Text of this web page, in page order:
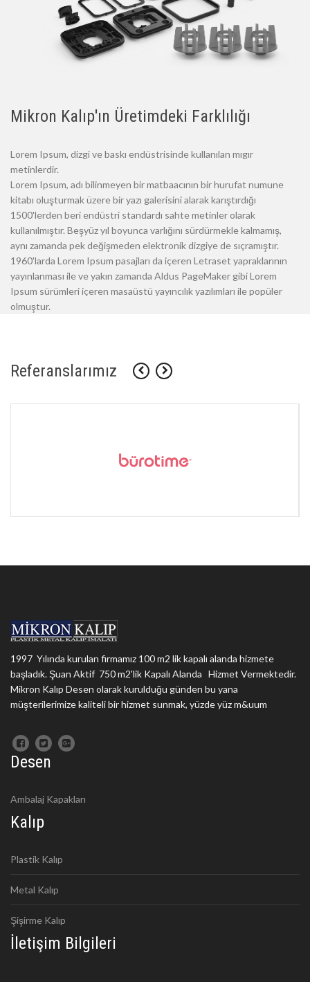
Mikron Kalıp'ın Üretimdeki Farklılığı
Lorem Ipsum, dizgi ve baskı endüstrisinde kullanılan mıgır
metinlerdir.
Lorem Ipsum, adı bilinmeyen bir matbaacının bir hurufat numune
kitabı oluşturmak üzere bir yazı galerisini alarak karıştırdığı
1500'lerden beri endüstri standardı sahte metinler olarak
kullanılmıştır. Beşyüz yıl boyunca varlığını sürdürmekle kalmamış,
aynı zamanda pek değişmeden elektronik dizgiye de sıçramıştır.
1960'larda Lorem Ipsum pasajları da içeren Letraset yapraklarının
yayınlanması ile ve yakın zamanda Aldus PageMaker gibi Lorem
Ipsum sürümleri içeren masaüstü yayıncılık yazılımları ile popüler
olmuştur.
Referanslarımız
1997 Yılında kurulan firmamız 100 m2 lik kapalı alanda hizmete
başladık. Şuan Aktif 750 m2'lik Kapalı Alanda Hizmet Vermektedir.
Mikron Kalıp Desen olarak kurulduğu günden bu yana
müşterilerimize kaliteli bir hizmet sunmak, yüzde yüz m&uum
Desen
Ambalaj Kapakları
Kalıp
Plastik Kalıp
Metal Kalıp
Şişirme Kalıp
İletişim Bilgileri